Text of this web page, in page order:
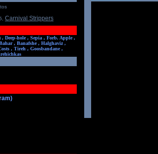
Carnival Strippers
, Deep-hole , Sepia , Forb. Apple ,
, Banafshe , Halghaviz ,
, Tireh , Goosbandane ,